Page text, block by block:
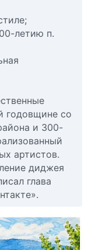
летию п.
годовщине со
и 300-
артистов.
диджея
глава